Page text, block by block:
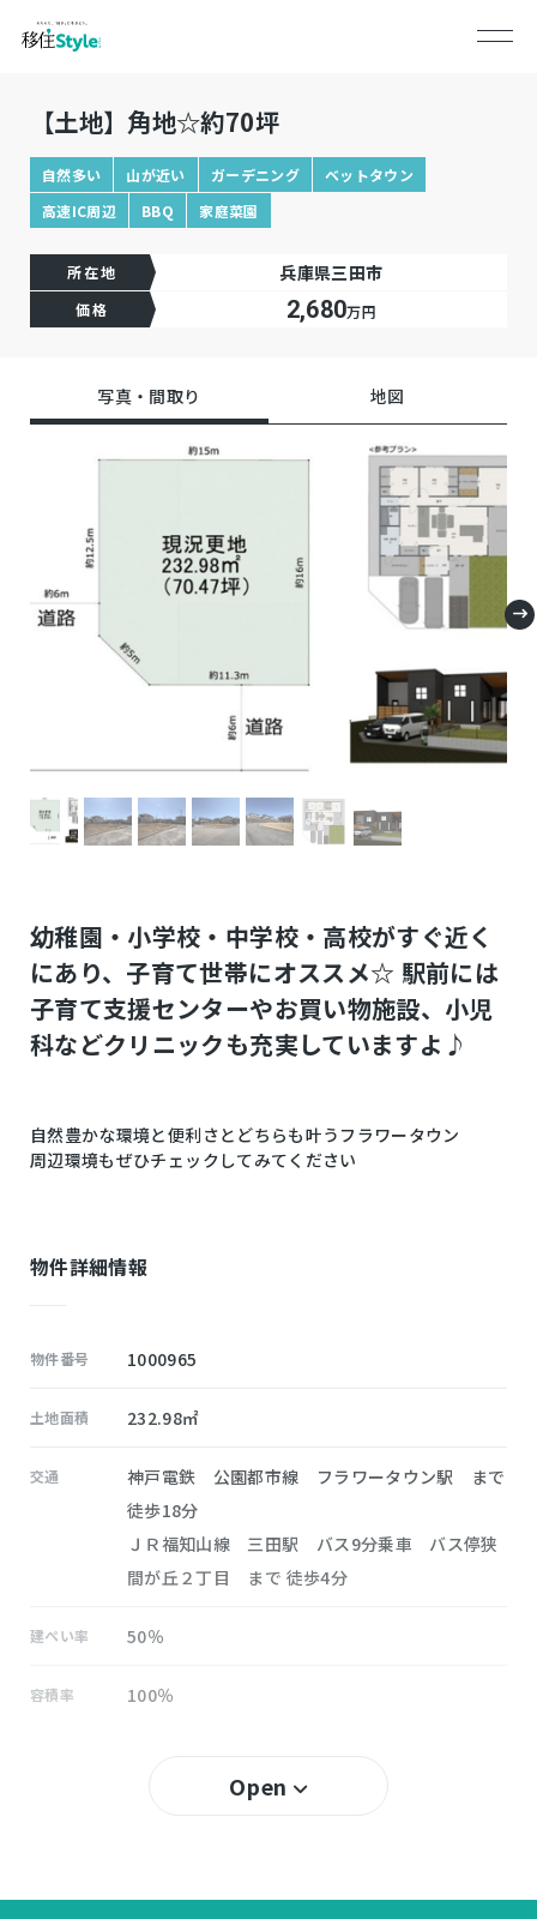
【土地】角地☆約70坪
自然多い 山が近い ガーデニング
ベットタウン
高速IC周辺
BBQ 家庭菜園
所在地 兵庫県三田市
価格 2,680万円
写真・間取り 地図
幼稚園・小学校・中学校・高校がすぐ近く
にあり、子育て世帯にオススメ☆ 駅前には
子育て支援センターやお買い物施設、小児
科などクリニックも充実していますよ♪
自然豊かな環境と便利さとどちらも叶うフラワータウン
周辺環境もぜひチェックしてみてください
物件詳細情報
物件番号 1000965
土地面積 232.98㎡
交通
神戸電鉄 公園都市線 フラワータウン駅 まで
徒歩18分
ＪＲ福知山線 三田駅 バス9分乗車 バス停狭
間が丘２丁目 まで 徒歩4分
建ぺい率 50％
容積率 100％
Open